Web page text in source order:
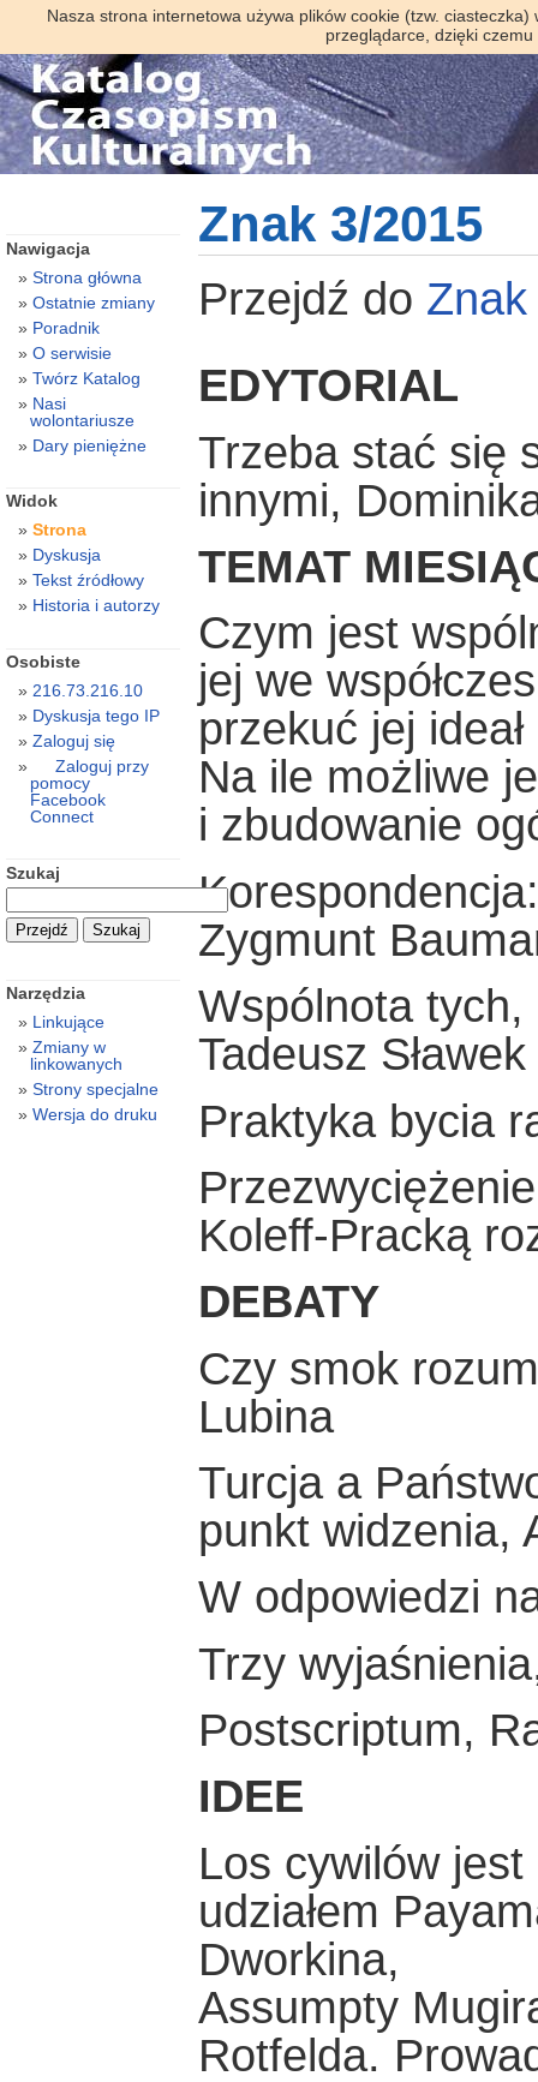
Nasza strona internetowa używa plików cookie (tzw.
przeglądarce, dzięki
Znak 3/2015
Przejdź do Znak
EDYTORIAL
Trzeba stać się
innymi,
TEMAT
Czym jest
jej we
przekuć jej
Na ile możliwe
i zbudowanie
Zygmunt
Wspólnota
Tadeusz Sławek
Praktyka bycia
Koleff-Pracką
DEBATY
Czy smok
Lubina
Turcja a
punkt widzenia,
W odpowiedzi
Trzy
Postscriptum,
IDEE
Los cywilów
udziałem
Dworkina,
Assumpty
Rotfelda.
Nawigacja
Strona główna
Ostatnie zmiany
Poradnik
O serwisie
Twórz Katalog
Nasi
wolontariusze
Dary pieniężne
Widok
Strona
Dyskusja
Tekst źródłowy
Historia i autorzy
Osobiste
216.73.216.10
Dyskusja tego IP
Zaloguj się
Zaloguj przy
pomocy
Facebook
Connect
Szukaj
Narzędzia
Linkujące
Zmiany w
linkowanych
Strony specjalne
Wersja do druku